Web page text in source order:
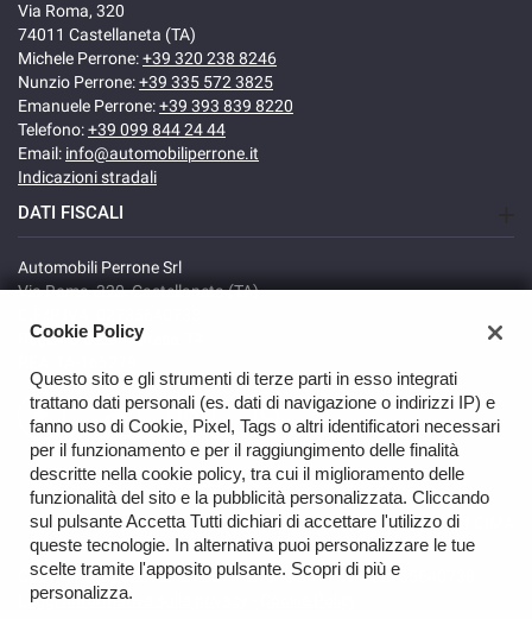
Via Roma, 320
74011 Castellaneta (TA)
Michele Perrone:+39 320 238 8246
Nunzio Perrone:+39 335 572 3825
Emanuele Perrone:+39 393 839 8220
Telefono:+39 099 844 24 44
Email: info@automobiliperrone.it
Indicazioni stradali
DATI FISCALI
Automobili Perrone Srl
Via Roma, 320, Castellaneta (TA)
Registro delle imprese: TA
TORNA IN CIMA
Copyright © 2026 Automobili Perrone Srl - P.IVA 02735640738 -
Leggi l'informativa sulla privacy
Cookie Policy
Questo sito e gli strumenti di terze parti in esso integrati
trattano dati personali (es. dati di navigazione o indirizzi IP) e
fanno uso di Cookie, Pixel, Tags o altri identificatori necessari
per il funzionamento e per il raggiungimento delle finalità
descritte nella cookie policy, tra cui il miglioramento delle
funzionalità del sito e la pubblicità personalizzata. Cliccando
sul pulsante Accetta Tutti dichiari di accettare l'utilizzo di
queste tecnologie. In alternativa puoi personalizzare le tue
scelte tramite l'apposito pulsante. Scopri di più e
personalizza.